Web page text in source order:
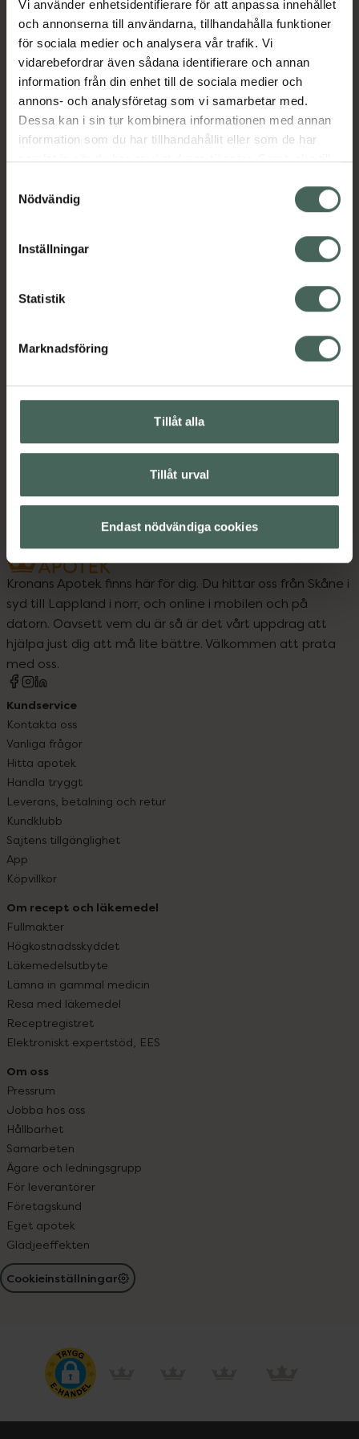
Vi använder enhetsidentifierare för att anpassa innehållet
och annonserna till användarna, tillhandahålla funktioner
för sociala medier och analysera vår trafik. Vi
vidarebefordrar även sådana identifierare och annan
information från din enhet till de sociala medier och
annons- och analysföretag som vi samarbetar med.
Dessa kan i sin tur kombinera informationen med annan
information som du har tillhandahållit eller som de har
samlat in när du har använt deras tjänster. Samtycke till
återkalla ditt samtycke via webbplatsens
cookieinställningar. Ett återkallat samtycke påverkar inte
lagligheten av behandling som skett innan återkallelsen.
Nödvändig
Inställningar
Statistik
Marknadsföring
Tillåt alla
Tillåt urval
Endast nödvändiga cookies
TEX-certifierat och kan maskintvättas i 60
°C.Används från nyfödd upp till ca 6 månader,
eller tills barnet kan vända sig själv. Kan
användas i spjälsäng, vagga, barnvagn och
babynest med tillräckligt andningsutrymme.
Rekommenderas av vårdpersonal som
barnläkare och fysioterapeuter. Användning
ska avslutas när barnet börjar vända sig själv,
EAN:05400653003499
Barn och föräldrar
Innehåll Visa
Instruktioner Visa
Upptäck flera produkter inom
Barn och föräldrar Barntillbehör
Kronans Apotek finns här för dig. Du hittar oss från Skåne i
syd till Lappland i norr, och online i mobilen och på
datorn. Oavsett vem du är så är det vårt uppdrag att
hjälpa just dig att må lite bättre. Välkommen att prata
med oss.
Kundservice
Kontakta oss
Vanliga frågor
Hitta apotek
Handla tryggt
Leverans, betalning och retur
Kundklubb
Sajtens tillgänglighet
App
Köpvillkor
Om recept och läkemedel
Fullmakter
Högkostnadsskyddet
Läkemedelsutbyte
Lämna in gammal medicin
Resa med läkemedel
Receptregistret
Elektroniskt expertstöd, EES
Om oss
Pressrum
Jobba hos oss
Hållbarhet
Samarbeten
Ägare och ledningsgrupp
För leverantörer
Företagskund
Eget apotek
Glädjeeffekten
Cookieinställningar